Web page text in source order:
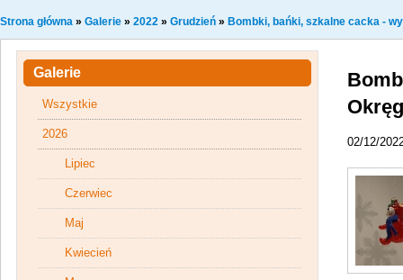
Strona główna » Galerie » 2022 » Grudzień » Bombki, bańki, szkalne cacka -
02/12/
Galerie
Wszystkie
2026
Lipiec
Czerwiec
Maj
Kwiecień